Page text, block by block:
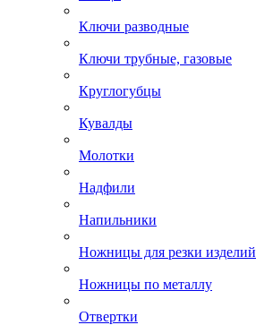
Ключи разводные
Ключи трубные, газовые
Круглогубцы
Кувалды
Молотки
Надфили
Напильники
Ножницы для резки
Ножницы по металлу
Отвертки